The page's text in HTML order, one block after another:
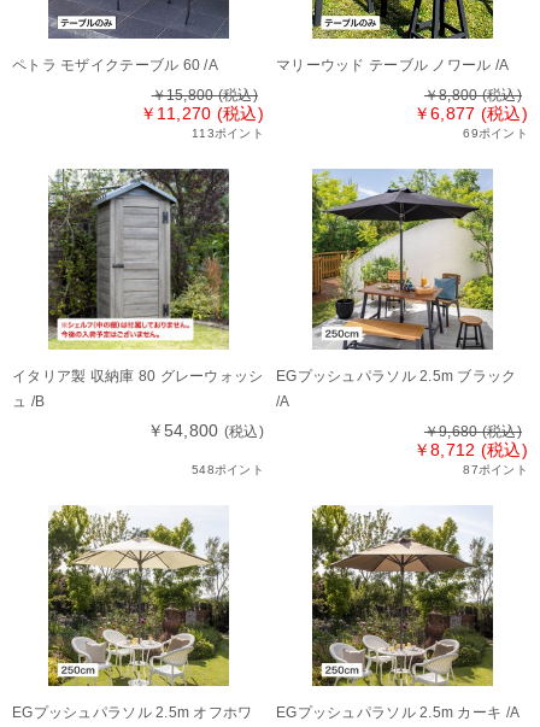
ペトラ モザイクテーブル 60 /A
￥15,800(税込)
￥11,270 (税込)
113ポイント
マリーウッド テーブル ノワール /A
￥8,800(税込)
￥6,877 (税込)
69ポイント
イタリア製 収納庫 80 グレーウォッシ
ュ /B
￥54,800 (税込)
548ポイント
EGプッシュパラソル 2.5m ブラック
/A
￥9,680(税込)
￥8,712 (税込)
87ポイント
EGプッシュパラソル 2.5m オフホワ
EGプッシュパラソル 2.5m カーキ /A